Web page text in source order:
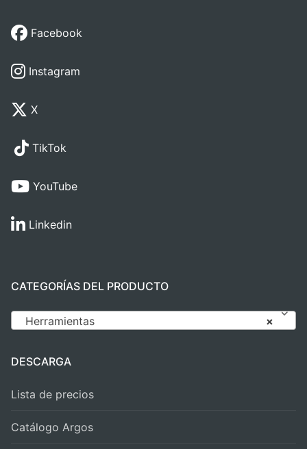
Facebook
Instagram
X
TikTok
YouTube
Linkedin
CATEGORÍAS DEL PRODUCTO
×
Herramientas
DESCARGA
Lista de precios
Catálogo Argos